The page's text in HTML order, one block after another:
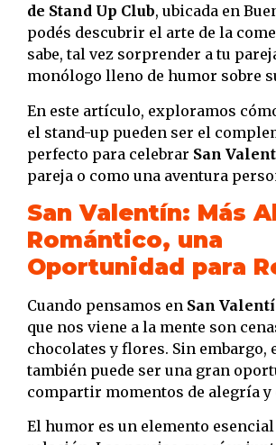
de Stand Up Club, ubicada en
podés descubrir el arte de la
sabe, tal vez sorprender a tu
monólogo lleno de humor sobre
En este artículo, exploramos
el stand-up pueden ser el
perfecto para celebrar San
pareja o como una aventura
San Valentín: Más
Romántico, una
Oportunidad para
Cuando pensamos en San
que nos viene a la mente son
chocolates y flores. Sin embargo,
también puede ser una gran
compartir momentos de alegría
El humor es un elemento